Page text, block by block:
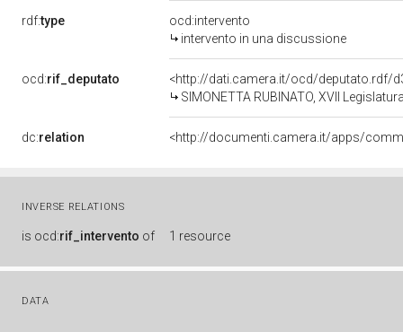
rdf:type
ocd:intervento
intervento in una discussione
ocd:rif_deputato
<http://dati.camera.it/ocd/deputato.rdf/
SIMONETTA RUBINATO, XVII
dc:relation
INVERSE RELATIONS
is ocd:rif_intervento of 1 resource
DATA